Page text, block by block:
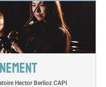
Hector Berlioz CAPI